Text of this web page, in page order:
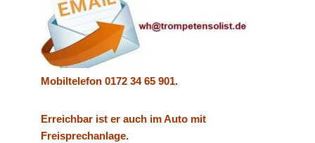
Mobiltelefon 0172 34 65 901.
Erreichbar ist er auch im Auto mit
Freisprechanlage.